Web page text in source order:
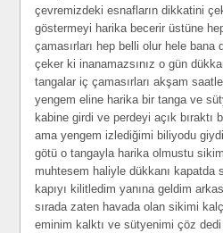
çevremizdeki esnafların dikkatini
göstermeyi harika becerir üstüne
çamasırları hep belli olur hele
çeker ki inanamazsınız o gün
tangalar iç çamasırları akşam
yengem eline harika bir tanga ve
kabine girdi ve perdeyi açık bıraktı
ama yengem izlediğimi biliyodu
götü o tangayla harika olmustu
muhtesem haliyle dükkanı kapatda
kapıyı kilitledim yanına geldim
sırada zaten havada olan sikimi
eminim kalktı ve sütyenimi çöz